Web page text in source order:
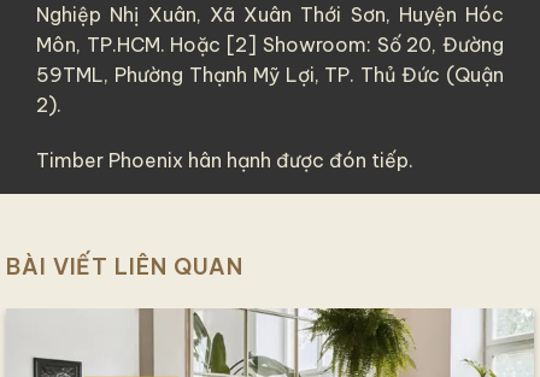
Nghiệp Nhị Xuân, Xã Xuân Thới Sơn, Huyện Hóc
Môn, TP.HCM. Hoặc [2] Showroom: Số 20, Đường
59TML, Phường Thạnh Mỹ Lợi, TP. Thủ Đức (Quận
2).
Timber Phoenix hân hạnh được đón tiếp.
BÀI VIẾT LIÊN QUAN